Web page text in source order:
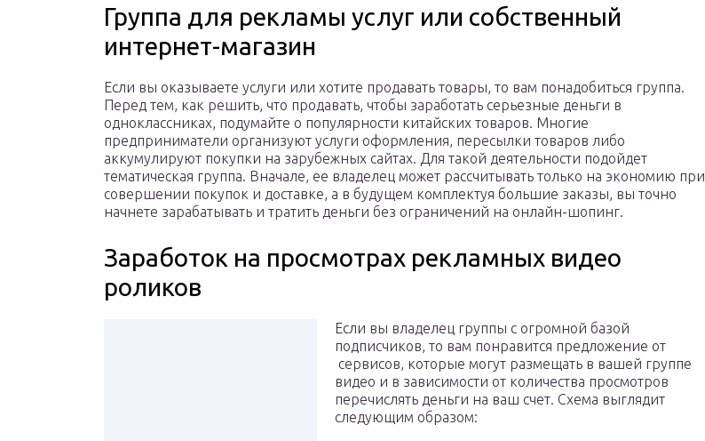
Группа для рекламы услуг или собственный
интернет-магазин
Если вы оказываете услуги или хотите продавать товары, то вам понадобиться группа.
Перед тем, как решить, что продавать, чтобы заработать серьезные деньги в
одноклассниках, подумайте о популярности китайских товаров. Многие
предприниматели организуют услуги оформления, пересылки товаров либо
аккумулируют покупки на зарубежных сайтах. Для такой деятельности подойдет
тематическая группа. Вначале, ее владелец может рассчитывать только на экономию при
совершении покупок и доставке, а в будущем комплектуя большие заказы, вы точно
начнете зарабатывать и тратить деньги без ограничений на онлайн-шопинг.
Заработок на просмотрах рекламных видео
роликов
Если вы владелец группы с огромной базой
подписчиков, то вам понравится предложение от
сервисов, которые могут размещать в вашей группе
видео и в зависимости от количества просмотров
перечислять деньги на ваш счет. Схема выглядит
следующим образом: